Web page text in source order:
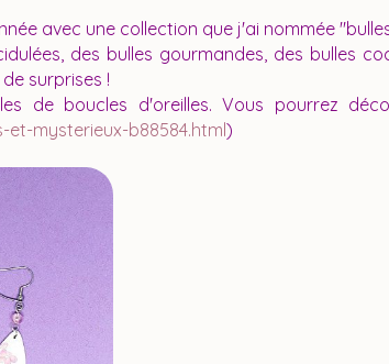
avec une collection que j'ai nommée
des bulles gourmandes, des bulles
surprises !
de boucles d'oreilles. Vous pourrez
mysterieux-b88584.html )